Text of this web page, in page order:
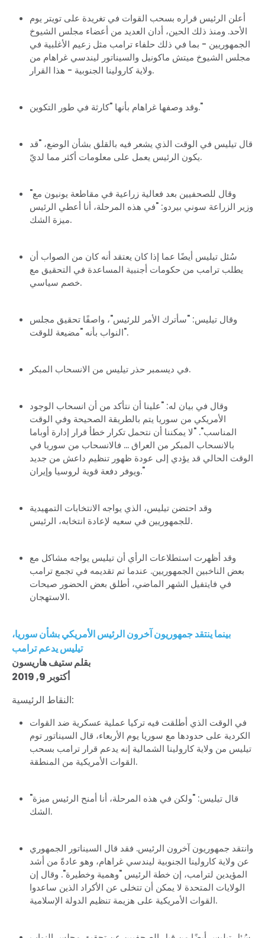
أعلن الرئيس قراره بسحب القوات في تغريدة على تويتر يوم
الأحد. ومنذ ذلك الحين، أدان العديد من أعضاء مجلس الشيوخ
الجمهوريين - بما في ذلك حلفاء ترامب مثل زعيم الأغلبية في
مجلس الشيوخ ميتش ماكونيل والسيناتور ليندسي غراهام من
ولاية كارولينا الجنوبية - هذا القرار.
وقد وصفها غراهام بأنها "كارثة في طور التكوين."
قال تيليس في الوقت الذي يشعر فيه بالقلق بشأن الوضع، "قد
يكون الرئيس يعمل على معلومات أكثر مما لديّ.
"وقال للصحفيين بعد فعالية زراعية في مقاطعة يونيون مع
وزير الزراعة سوني بيردو: "في هذه المرحلة، أنا أعطي الرئيس
ميزة الشك.
سُئل تيليس أيضًا عما إذا كان يعتقد أنه كان من الصواب أن
يطلب ترامب من حكومات أجنبية المساعدة في التحقيق مع
خصم سياسي.
وقال تيليس: "سأترك الأمر للرئيس"، واصفًا تحقيق مجلس
النواب بأنه "مضيعة للوقت".
في ديسمبر حذر تيليس من الانسحاب المبكر.
وقال في بيان له: "علينا أن نتأكد من أن انسحاب الوجود
الأمريكي من سوريا يتم بالطريقة الصحيحة وفي الوقت
المناسب". "لا يمكننا أن نتحمل تكرار خطأ قرار إدارة أوباما
بالانسحاب المبكر من العراق ... فالانسحاب من سوريا في
الوقت الحالي قد يؤدي إلى عودة ظهور تنظيم داعش من جديد
ويوفر دفعة قوية لروسيا وإيران."
وقد احتضن تيليس، الذي يواجه الانتخابات التمهيدية
للجمهوريين في سعيه لإعادة انتخابه، الرئيس.
وقد أظهرت استطلاعات الرأي أن تيليس يواجه مشاكل مع
بعض الناخبين الجمهوريين. عندما تم تقديمه في تجمع ترامب
في فايتفيل الشهر الماضي، أطلق بعض الحضور صيحات
الاستهجان.
بينما ينتقد جمهوريون آخرون الرئيس الأمريكي بشأن سوريا،
تيليس يدعم ترامب
بقلم ستيف هاريسون
أكتوبر 9, 2019
النقاط الرئيسية:
في الوقت الذي أطلقت فيه تركيا عملية عسكرية ضد القوات
الكردية على حدودها مع سوريا يوم الأربعاء، قال السيناتور توم
تيليس من ولاية كارولينا الشمالية إنه يدعم قرار ترامب بسحب
القوات الأمريكية من المنطقة.
"قال تيليس: "ولكن في هذه المرحلة، أنا أمنح الرئيس ميزة
الشك.
وانتقد جمهوريون آخرون الرئيس. فقد قال السيناتور الجمهوري
عن ولاية كارولينا الجنوبية ليندسي غراهام، وهو عادةً من أشد
المؤيدين لترامب، إن خطة الرئيس "وهمية وخطيرة". وقال إن
الولايات المتحدة لا يمكن أن تتخلى عن الأكراد الذين ساعدوا
القوات الأمريكية على هزيمة تنظيم الدولة الإسلامية.